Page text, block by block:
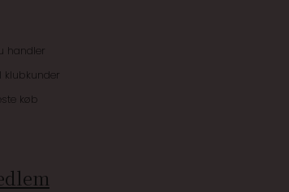
handler
klubkunder
køb